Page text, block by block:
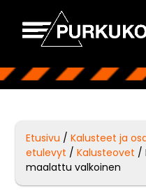
Etusivu /Kalusteet ja
etulevyt /Kalusteovet /
maalattu valkoinen